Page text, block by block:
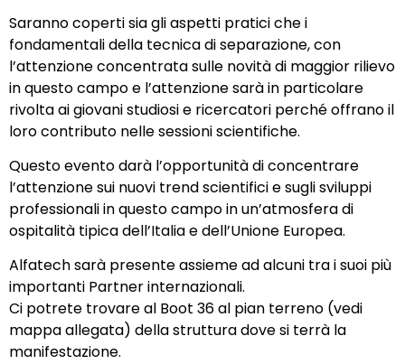
Saranno coperti sia gli aspetti pratici che i
fondamentali della tecnica di separazione, con
l’attenzione concentrata sulle novità di maggior rilievo
in questo campo e l’attenzione sarà in particolare
rivolta ai giovani studiosi e ricercatori perché offrano il
loro contributo nelle sessioni scientifiche.
Questo evento darà l’opportunità di concentrare
l’attenzione sui nuovi trend scientifici e sugli sviluppi
professionali in questo campo in un’atmosfera di
ospitalità tipica dell’Italia e dell’Unione Europea.
Alfatech sarà presente assieme ad alcuni tra i suoi più
importanti Partner internazionali.
Ci potrete trovare al Boot 36 al pian terreno (vedi
mappa allegata) della struttura dove si terrà la
manifestazione.